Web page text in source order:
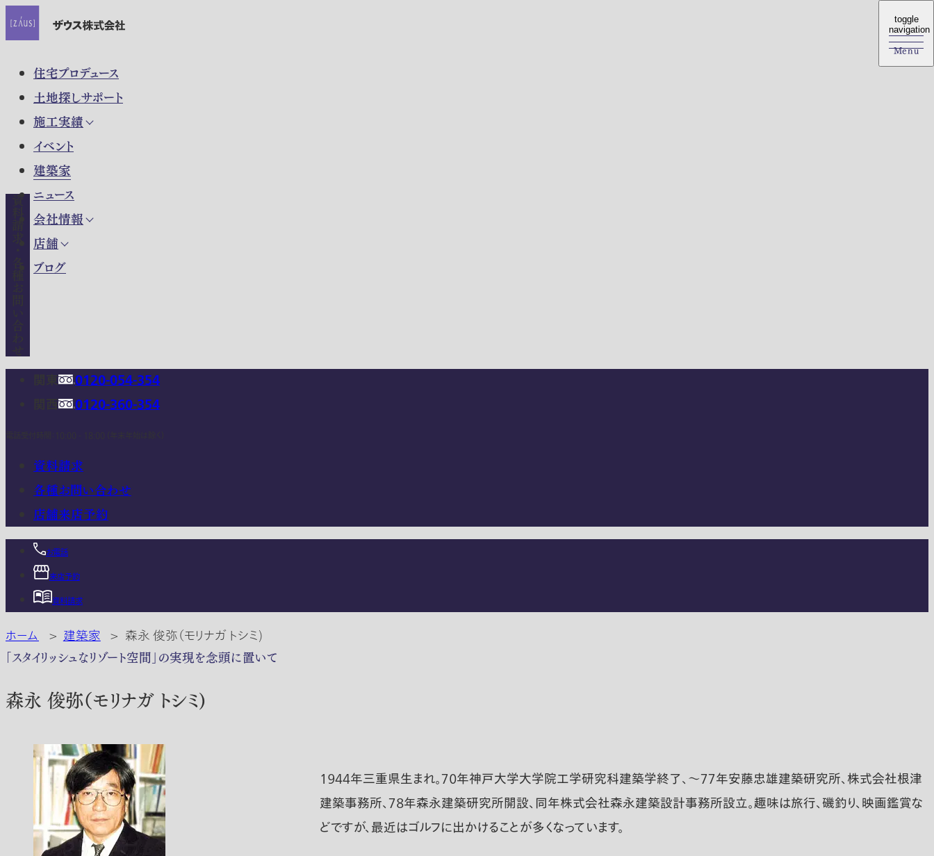
住宅プロデュース
土地探しサポート
施工実績
イベント
建築家
ニュース
会社情報
店舗
ブログ
toggle
navigation
Menu
toggle
navigation
Menu
0120-054-354
0120-360-354
資料請求
各種お問い合わせ
店舗来店予約
お電話
来店予約
資料請求
ホーム > 建築家 > 森永 俊弥（モリナガ トシミ)
「スタイリッシュなリゾート空間」の実現を念頭に置いて
森永 俊弥（モリナガ トシミ)
１９４４年三重県生まれ。７０年神戸大学大学院工学研究科建築学終了、〜７７年安藤忠雄建築研究所、株式会社根津
建築事務所、７８年森永建築研究所開設、同年株式会社森永建築設計事務所設立。趣味は旅行、磯釣り、映画鑑賞な
どですが、最近はゴルフに出かけることが多くなっています。